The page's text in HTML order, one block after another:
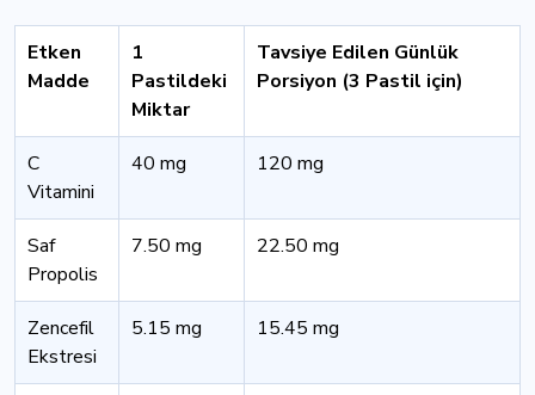
Etken
Madde
1
Pastildeki
Miktar
Tavsiye Edilen Günlük
Porsiyon (3 Pastil için)
C
Vitamini
40 mg 120 mg
Saf
Propolis
7.50 mg 22.50 mg
Zencefil
Ekstresi
5.15 mg 15.45 mg